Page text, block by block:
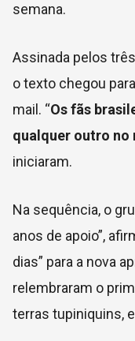
semana.
Assinada pelos
o texto chegou
mail. “Os fãs
qualquer outro no
iniciaram.
Na sequência, o
anos de apoio”,
dias” para a nova
relembraram o
terras tupiniquins,